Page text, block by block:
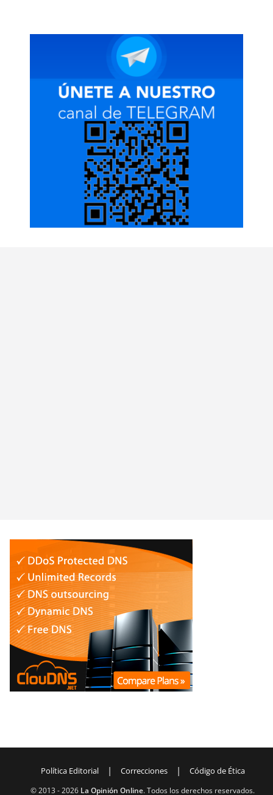
Política Editorial | Correcciones | Código de Ética
© 2013 -2026 La Opinión Online. Todos los derechos reservados.